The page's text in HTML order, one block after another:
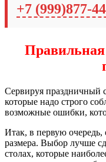
+7 (999)877-
Правильная
Сервируя праздничный
которые надо строго
возможные ошибки,
Итак, в первую
размера. Выбор лучше
столах, которые